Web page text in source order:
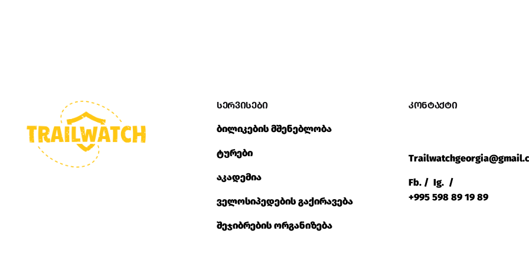
სერვისები
ბილიკების მშენებლობა
ტურები
აკადემია
ველოსიპედების გაქირავება
შეჯიბრების ორგანიზება
კონტაქტი
Fb. / Ig. /
+995 598 89 19 89